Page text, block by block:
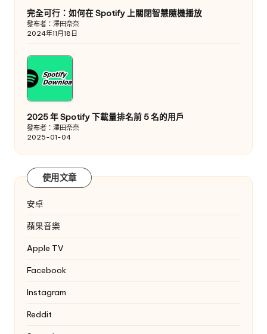
完全可行：如何在 Spotify 上關閉智慧隨機播放
發布者：澤田奈奈
2024年11月18日
2025 年 Spotify 下載量排名前 5 名的用戶
發布者：澤田奈奈
2025-01-04
使用文章
安卓
蘋果音樂
Apple TV
Facebook
Instagram
Reddit